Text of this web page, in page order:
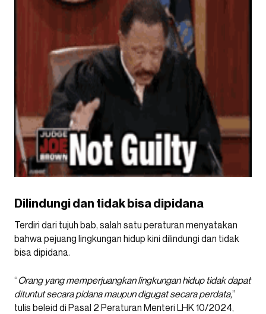
Dilindungi dan tidak bisa dipidana
Terdiri dari tujuh bab, salah satu peraturan menyatakan
bahwa pejuang lingkungan hidup kini dilindungi dan tidak
bisa dipidana.
“Orang yang memperjuangkan lingkungan hidup tidak dapat
dituntut secara pidana maupun digugat secara perdata,”
tulis beleid di Pasal 2 Peraturan Menteri LHK 10/2024,